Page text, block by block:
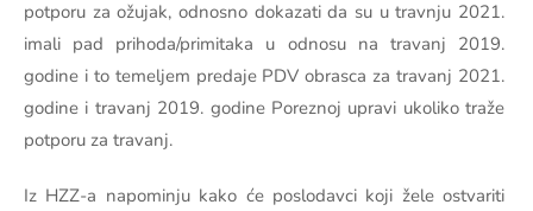
potporu za ožujak, odnosno dokazati da su u travnju 2021.
imali pad prihoda/primitaka u odnosu na travanj 2019.
godine i to temeljem predaje PDV obrasca za travanj 2021.
godine i travanj 2019. godine Poreznoj upravi ukoliko traže
potporu za travanj.
Iz HZZ-a napominju kako će poslodavci koji žele ostvariti